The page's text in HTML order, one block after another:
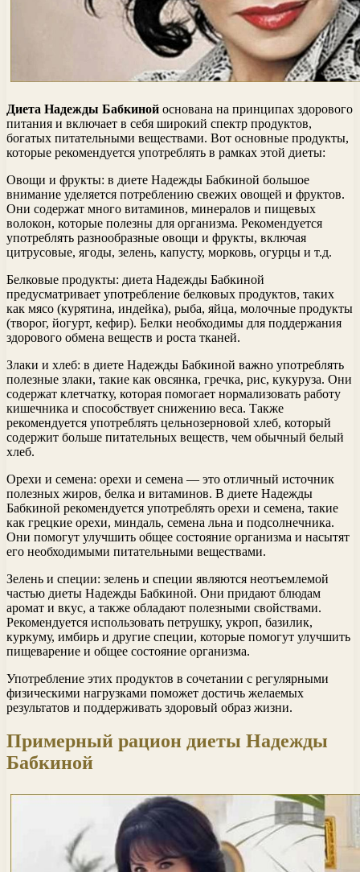
Диета Надежды Бабкиной основана на принципах здорового
питания и включает в себя широкий спектр продуктов,
богатых питательными веществами. Вот основные продукты,
которые рекомендуется употреблять в рамках этой диеты:
Овощи и фрукты: в диете Надежды Бабкиной большое
внимание уделяется потреблению свежих овощей и фруктов.
Они содержат много витаминов, минералов и пищевых
волокон, которые полезны для организма. Рекомендуется
употреблять разнообразные овощи и фрукты, включая
цитрусовые, ягоды, зелень, капусту, морковь, огурцы и т.д.
Белковые продукты: диета Надежды Бабкиной
предусматривает употребление белковых продуктов, таких
как мясо (курятина, индейка), рыба, яйца, молочные продукты
(творог, йогурт, кефир). Белки необходимы для поддержания
здорового обмена веществ и роста тканей.
Злаки и хлеб: в диете Надежды Бабкиной важно употреблять
полезные злаки, такие как овсянка, гречка, рис, кукуруза. Они
содержат клетчатку, которая помогает нормализовать работу
кишечника и способствует снижению веса. Также
рекомендуется употреблять цельнозерновой хлеб, который
содержит больше питательных веществ, чем обычный белый
хлеб.
Орехи и семена: орехи и семена — это отличный источник
полезных жиров, белка и витаминов. В диете Надежды
Бабкиной рекомендуется употреблять орехи и семена, такие
как грецкие орехи, миндаль, семена льна и подсолнечника.
Они помогут улучшить общее состояние организма и насытят
его необходимыми питательными веществами.
Зелень и специи: зелень и специи являются неотъемлемой
частью диеты Надежды Бабкиной. Они придают блюдам
аромат и вкус, а также обладают полезными свойствами.
Рекомендуется использовать петрушку, укроп, базилик,
куркуму, имбирь и другие специи, которые помогут улучшить
пищеварение и общее состояние организма.
Употребление этих продуктов в сочетании с регулярными
физическими нагрузками поможет достичь желаемых
результатов и поддерживать здоровый образ жизни.
Примерный рацион диеты Надежды
Бабкиной